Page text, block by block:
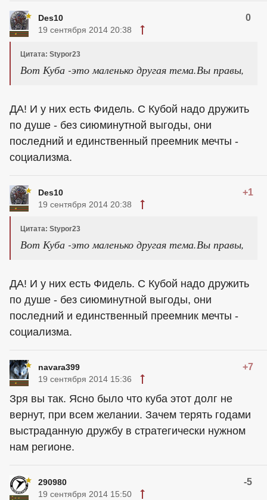
Des10 0
19 сентября 2014 20:38
Цитата: Stypor23
Вот Куба -это маленько другая тема.Вы правы,
ДА! И у них есть Фидель. С Кубой надо дружить
по душе - без сиюминутной выгоды, они
последний и единственный преемник мечты -
социализма.
Des10 +1
19 сентября 2014 20:38
Цитата: Stypor23
Вот Куба -это маленько другая тема.Вы правы,
ДА! И у них есть Фидель. С Кубой надо дружить
по душе - без сиюминутной выгоды, они
последний и единственный преемник мечты -
социализма.
navara399 +7
19 сентября 2014 15:36
Зря вы так. Ясно было что куба этот долг не
вернут, при всем желании. Зачем терять годами
выстраданную дружбу в стратегически нужном
нам регионе.
290980 -5
19 сентября 2014 15:50